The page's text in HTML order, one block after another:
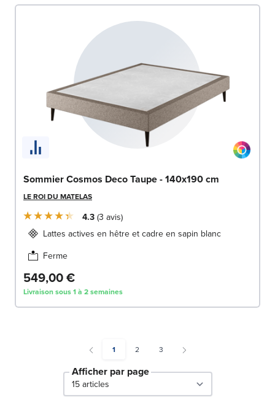
Sommier Cosmos Deco Taupe - 140x190 cm
LE ROI DU MATELAS
4.3 3 avis
Lattes actives en hêtre et cadre en sapin blanc
Ferme
549,00 €
Livraison sous 1 à 2 semaines
You're currently reading page
1 Page
2 Page
3
Afficher par page